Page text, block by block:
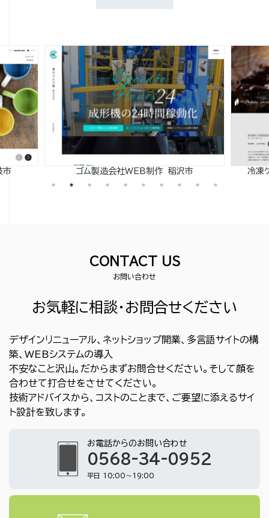
市 ゴム製造会社WEB制作 稲沢市 冷凍
CONTACT US
お問い合わせ
お気軽に相談・お問合せください
デザインリニューアル、ネットショップ開業、多言語サイトの構
築、WEBシステムの導入
不安なこと沢山。だからまずお問合せください。そして顔を
合わせて打合せをさせてください。
技術アドバイスから、コストのことまで、ご要望に添えるサイ
ト設計を致します。
お電話からのお問い合わせ
0568-34-0952
平日 10:00～19:00